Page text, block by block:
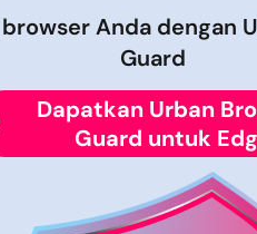
Anda dengan
Guard
Dapatkan Urban
Guard untuk